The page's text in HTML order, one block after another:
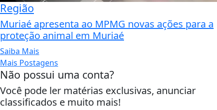
Região
Muriaé apresenta ao MPMG novas ações para a
proteção animal em Muriaé
Saiba Mais
Mais Postagens
Não possui uma conta?
Você pode ler matérias exclusivas, anunciar
classificados e muito mais!